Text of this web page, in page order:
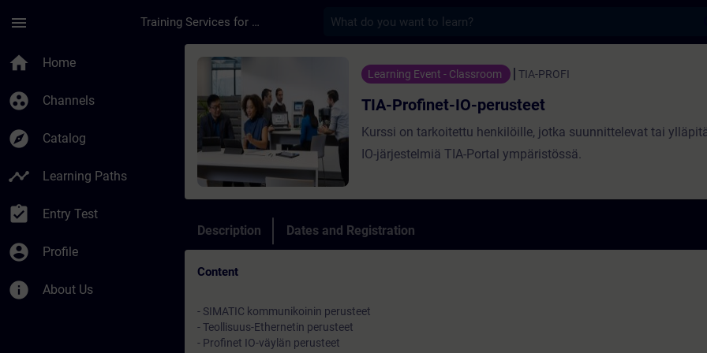
menu Training Services for Digital Industries
home Home
group_work Channels
explore Catalog
timeline Learning Paths
assignment_turned_in Entry Test
account_circle Profile
info About Us
Course - TIA-Profinet-IO-perusteet - Training - Training -
Learning Event - Classroom TIA-PROFI
TIA-Profinet-IO-perusteet
Kurssi on tarkoitettu henkilöille, jotka suunnittelevat tai
IO-järjestelmiä TIA-Portal ympäristössä.
Description Dates and Registration
Content
- SIMATIC kommunikoinin perusteet
- Teollisuus-Ethernetin perusteet
- Profinet IO-väylän perusteet